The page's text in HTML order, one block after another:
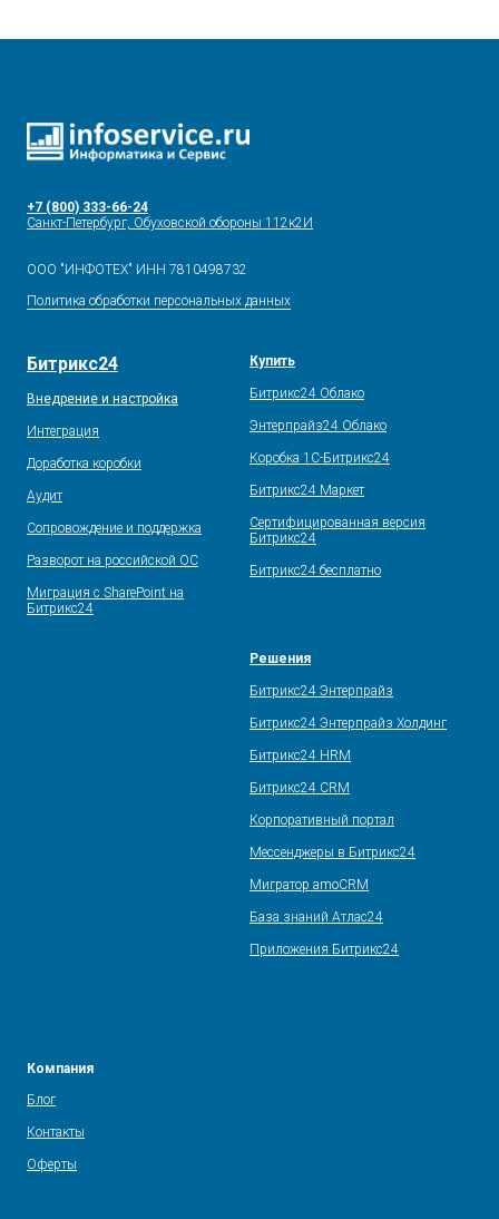
+7 (800) 333-66-24
Санкт-Петербург, Обуховской обороны 112к2И
ООО "ИНФОТЕХ" ИНН 7810498732
Политика обработки персональных данных
Битрикс24
Внедрение и настройка
Интеграция
Доработка коробки
Аудит
Сопровождение и поддержка
Разворот на российской ОС
Миграция с SharePoint на
Битрикс24
Купить
Битрикс24 Облако
Энтерпрайз24 Облако
Коробка 1С-Битрикс24
Битрикс24 Маркет
Сертифицированная версия
Битрикс24
Битрикс24 бесплатно
Решения
Битрикс24 Энтерпрайз
Битрикс24 Энтерпрайз Холдинг
Битрикс24 HRM
Битрикс24 CRM
Корпоративный портал
Мессенджеры в Битрикс24
Мигратор amoCRM
База знаний Атлас24
Приложения Битрикс24
Компания
Блог
Контакты
Оферты